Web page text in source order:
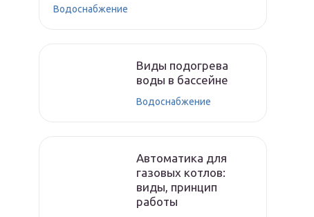
Водоснабжение
Виды подогрева
воды в бассейне
Водоснабжение
Автоматика для
газовых котлов:
виды, принцип
работы